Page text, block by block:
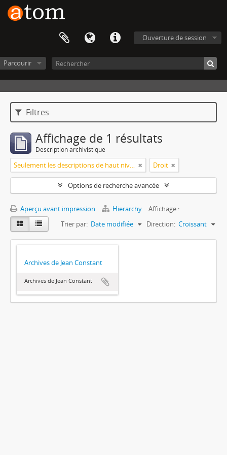
Ouverture de session
Parcourir
Filtres
Affichage de 1 résultats
Description archivistique
Seulement les descriptions de haut niveau Droit
Options de recherche avancée
Aperçu avant impression Hierarchy
Affichage :
Trier par: Date modifiée Direction: Croissant
Archives de Jean Constant
Archives de Jean Constant